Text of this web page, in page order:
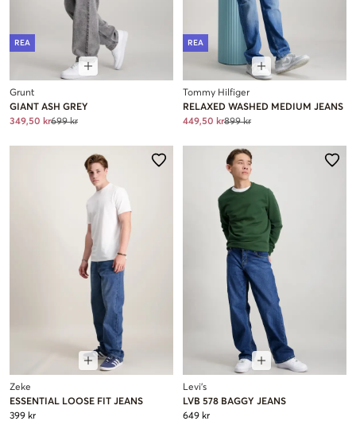
REA
Grunt
GIANT ASH GREY
349,50 kr699 kr
REA
Tommy Hilfiger
RELAXED WASHED MEDIUM JEANS
449,50 kr899 kr
Zeke
ESSENTIAL LOOSE FIT JEANS
399 kr
Levi's
LVB 578 BAGGY JEANS
649 kr